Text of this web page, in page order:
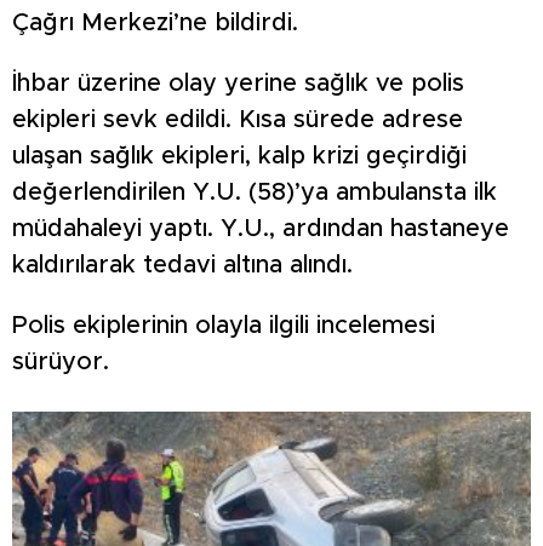
Çağrı Merkezi’ne bildirdi.
İhbar üzerine olay yerine sağlık ve polis
ekipleri sevk edildi. Kısa sürede adrese
ulaşan sağlık ekipleri, kalp krizi geçirdiği
değerlendirilen Y.U. (58)’ya ambulansta ilk
müdahaleyi yaptı. Y.U., ardından hastaneye
kaldırılarak tedavi altına alındı.
Polis ekiplerinin olayla ilgili incelemesi
sürüyor.